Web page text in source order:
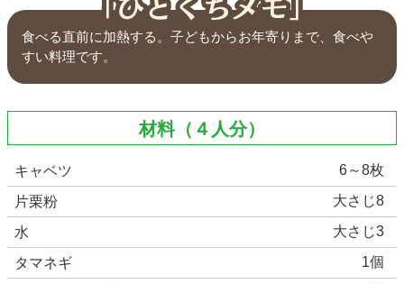
食べる直前に加熱する。子どもからお年寄りまで、食べや
すい料理です。
材料（４人分）
キャベツ 6～8枚
片栗粉 大さじ8
水 大さじ3
タマネギ 1個